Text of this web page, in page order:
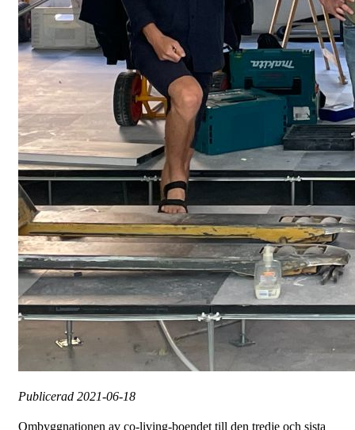
Publicerad 2021-06-18
Ombyggnationen av co-living-boendet till den tredje och sista